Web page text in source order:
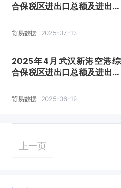
合保税区进出口总额及进出口
贸易数据 2025-07-13
2025年4月武汉新港空港综
合保税区进出口总额及进出口
贸易数据 2025-06-19
上一页